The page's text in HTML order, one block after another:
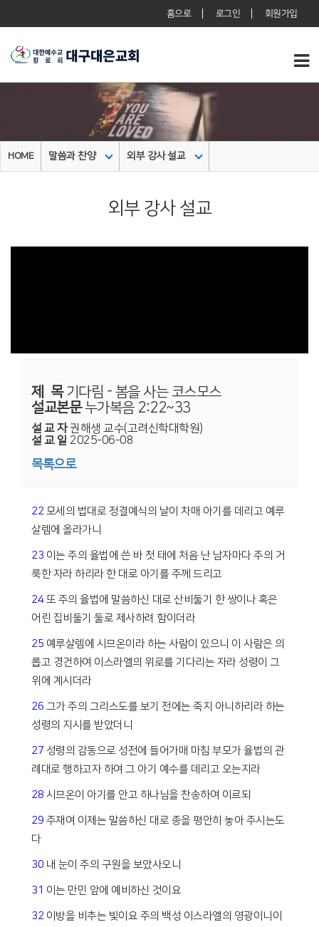
홈으로 로그인 회원가입
HOME 말씀과 찬양 외부 강사 설교
외부 강사 설교
제 목기다림 - 봄을 사는 코스모스
설교본문누가복음 2:22~33
설 교 자권해생 교수(고려신학대학원)
설 교 일 2025-06-08
목록으로
22모세의 법대로 정결예식의 날이 차매 아기를 데리고 예루
살렘에 올라가니
23 이는 주의 율법에 쓴 바 첫 태에 처음 난 남자마다 주의 거
룩한 자라 하리라 한 대로 아기를 주께 드리고
24또 주의 율법에 말씀하신 대로 산비둘기 한 쌍이나 혹은
어린 집비둘기 둘로 제사하려 함이더라
25 예루살렘에 시므온이라 하는 사람이 있으니 이 사람은 의
롭고 경건하여 이스라엘의 위로를 기다리는 자라 성령이 그
위에 계시더라
26 그가 주의 그리스도를 보기 전에는 죽지 아니하리라 하는
성령의 지시를 받았더니
27 성령의 감동으로 성전에 들어가매 마침 부모가 율법의 관
례대로 행하고자 하여 그 아기 예수를 데리고 오는지라
28 시므온이 아기를 안고 하나님을 찬송하여 이르되
29 주재여 이제는 말씀하신 대로 종을 평안히 놓아 주시는도
다
30 내 눈이 주의 구원을 보았사오니
31 이는 만민 앞에 예비하신 것이요
32이방을 비추는 빛이요 주의 백성 이스라엘의 영광이니이